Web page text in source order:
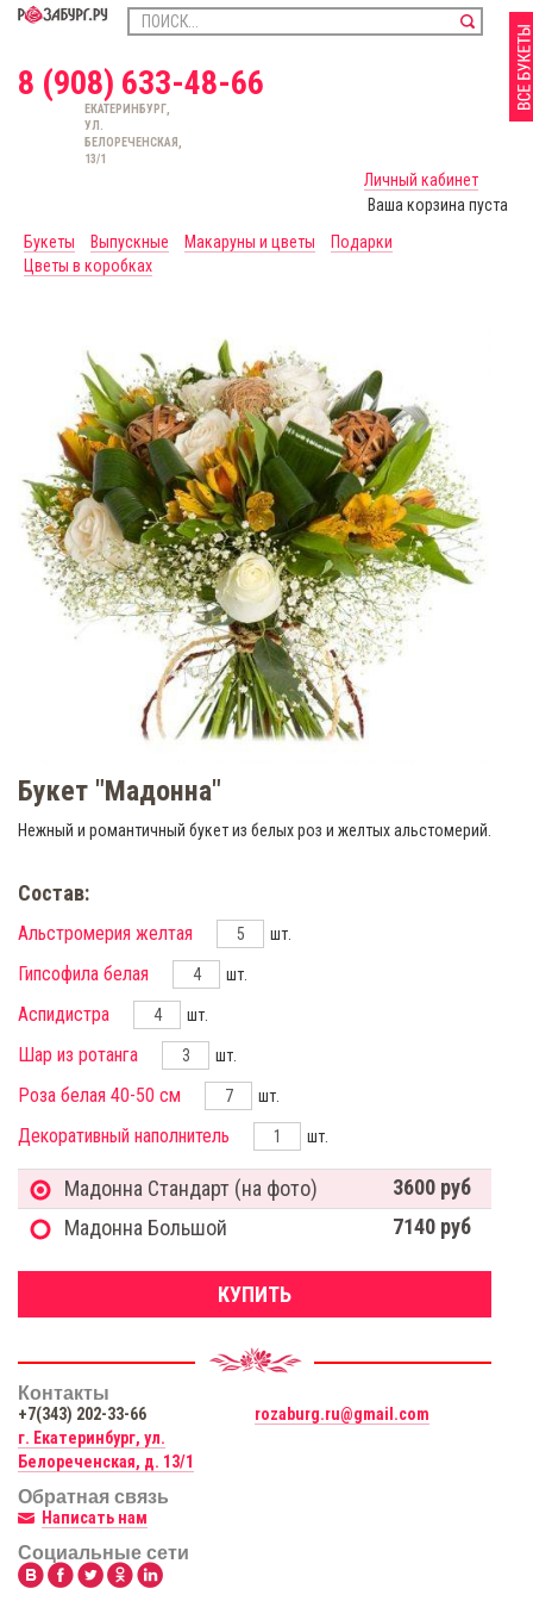
8 (908) 633-48-66
ЕКАТЕРИНБУРГ,
УЛ.
БЕЛОРЕЧЕНСКАЯ,
13/1
Личный кабинет
Ваша корзина пуста
Букеты
Выпускные Макаруны и цветы
Подарки
Цветы в коробках
Букет "Мадонна"
Нежный и романтичный букет из белых роз и желтых альстомерий.
Состав:
Альстромерия желтая шт.
Гипсофила белая шт.
Аспидистра шт.
Шар из ротанга шт.
Роза белая 40-50 см шт.
Декоративный наполнитель шт.
Мадонна Стандарт (на фото)
3600 руб
Мадонна Большой
7140 руб
КУПИТЬ
Контакты
+7(343) 202-33-66
rozaburg.ru@gmail.com
г. Екатеринбург, ул.
Белореченская, д. 13/1
Обратная связь
Написать нам
Социальные сети